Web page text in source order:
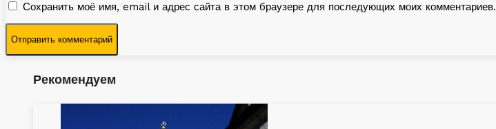
Сохранить моё имя, email и адрес сайта в этом браузере для последующих моих комментариев.
Рекомендуем